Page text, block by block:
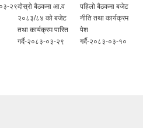
२९दोस्रो बैठकमा आ.व
२०८३/८४ को बजेट
तथा कार्यक्रम पारित
गर्दै-२०८३-०३-२९
पहिलो बैठकमा बजेट
नीति तथा कार्यक्रम
पेश
गर्दै-२०८३-०३-१०